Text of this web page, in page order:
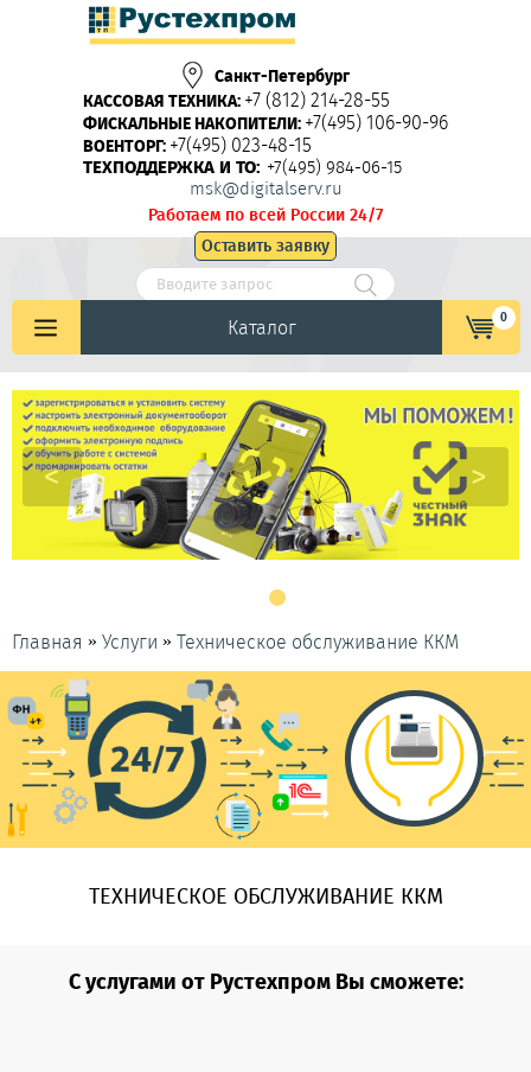
Санкт-Петербург
КАССОВАЯ ТЕХНИКА: +7 (812) 214-28-55
ФИСКАЛЬНЫЕ НАКОПИТЕЛИ: +7(495) 106-90-96
ВОЕНТОРГ: +7(495) 023-48-15
ТЕХПОДДЕРЖКА И ТО: +7(495) 984-06-15
msk@digitalserv.ru
Работаем по всей России 24/7
Оставить заявку
Каталог 0
< >
Главная » Услуги » Техническое обслуживание ККМ
ТЕХНИЧЕСКОЕ ОБСЛУЖИВАНИЕ ККМ
С услугами от Рустехпром Вы сможете: